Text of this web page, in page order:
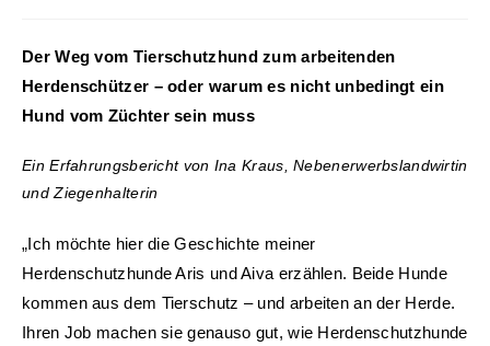
Der Weg vom Tierschutzhund zum arbeitenden
Herdenschützer – oder warum es nicht unbedingt ein
Hund vom Züchter sein muss
Ein Erfahrungsbericht von Ina Kraus, Nebenerwerbslandwirtin
und Ziegenhalterin
„Ich möchte hier die Geschichte meiner
Herdenschutzhunde Aris und Aiva erzählen. Beide Hunde
kommen aus dem Tierschutz – und arbeiten an der Herde.
Ihren Job machen sie genauso gut, wie Herdenschutzhunde